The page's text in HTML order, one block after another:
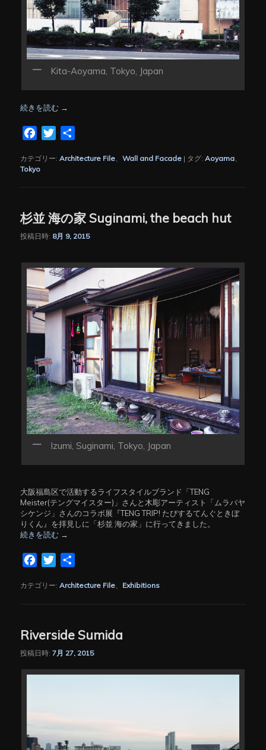
Kita-Aoyama, Tokyo, Japan
続きを読む →
FacebookTwitter
カテゴリー: Architecture File 、Wall and Facade | タグ: Aoyama
Tokyo
杉並 海の家 Suginami, the beach hut
投稿日時: 8月 9, 2015
Izumi, Suginami, Tokyo, Japan
大阪福島区で活動するライフスタイルブランド「TENG
Meister(テングマイスター)」さんと木彫アーティスト「ムラバヤ
シケンジ」さんのコラボ展『TENG TRIP! たびするてんぐときぼ
りくん』を拝見しに「杉並 海の家」に行ってきました。
続きを読む →
FacebookTwitter
カテゴリー: Architecture File、 Exhibitions
Riverside Sumida
投稿日時:7月 27, 2015